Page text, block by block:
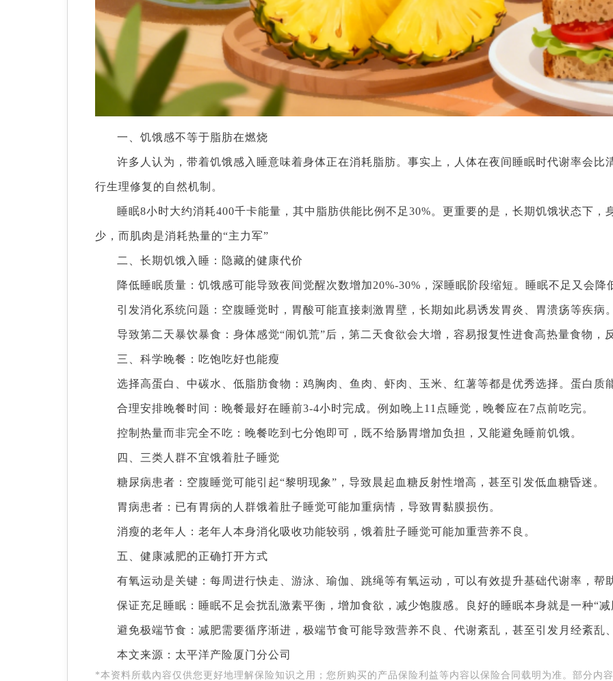
一、饥饿感不等于脂肪在燃烧
许多人认为，带着饥饿感入睡意味着身体正在消耗脂肪。事实上，人体在夜间睡眠时代谢率会比
行生理修复的自然机制。
睡眠8小时大约消耗400千卡能量，其中脂肪供能比例不足30%。更重要的是，长期饥饿状态下
少，而肌肉是消耗热量的“主力军”
二、长期饥饿入睡：隐藏的健康代价
降低睡眠质量：饥饿感可能导致夜间觉醒次数增加20%-30%，深睡眠阶段缩短。睡眠不足又会
引发消化系统问题：空腹睡觉时，胃酸可能直接刺激胃壁，长期如此易诱发胃炎、胃溃疡等疾病
导致第二天暴饮暴食：身体感觉“闹饥荒”后，第二天食欲会大增，容易报复性进食高热量食物，
三、科学晚餐：吃饱吃好也能瘦
选择高蛋白、中碳水、低脂肪食物：鸡胸肉、鱼肉、虾肉、玉米、红薯等都是优秀选择。蛋白质
合理安排晚餐时间：晚餐最好在睡前3-4小时完成。例如晚上11点睡觉，晚餐应在7点前吃完。
控制热量而非完全不吃：晚餐吃到七分饱即可，既不给肠胃增加负担，又能避免睡前饥饿。
四、三类人群不宜饿着肚子睡觉
糖尿病患者：空腹睡觉可能引起“黎明现象”，导致晨起血糖反射性增高，甚至引发低血糖昏迷。
胃病患者：已有胃病的人群饿着肚子睡觉可能加重病情，导致胃黏膜损伤。
消瘦的老年人：老年人本身消化吸收功能较弱，饿着肚子睡觉可能加重营养不良。
五、健康减肥的正确打开方式
有氧运动是关键：每周进行快走、游泳、瑜伽、跳绳等有氧运动，可以有效提升基础代谢率，帮
保证充足睡眠：睡眠不足会扰乱激素平衡，增加食欲，减少饱腹感。良好的睡眠本身就是一种“减
避免极端节食：减肥需要循序渐进，极端节食可能导致营养不良、代谢紊乱，甚至引发月经紊乱
本文来源：太平洋产险厦门分公司
*本资料所载內容仅供您更好地理解保险知识之用；您所购买的产品保险利益等内容以保险合同载明为准。部分内